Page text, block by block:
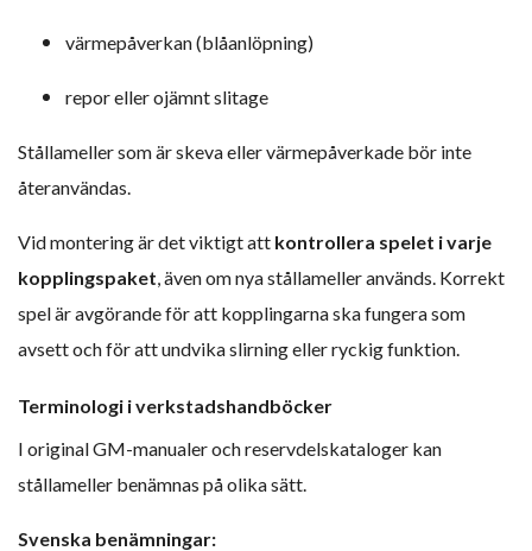
värmepåverkan (blåanlöpning)
repor eller ojämnt slitage
Stållameller som är skeva eller värmepåverkade bör inte
återanvändas.
Vid montering är det viktigt att kontrollera spelet i varje
kopplingspaket, även om nya stållameller används. Korrekt
spel är avgörande för att kopplingarna ska fungera som
avsett och för att undvika slirning eller ryckig funktion.
Terminologi i verkstadshandböcker
I original GM-manualer och reservdelskataloger kan
stållameller benämnas på olika sätt.
Svenska benämningar: